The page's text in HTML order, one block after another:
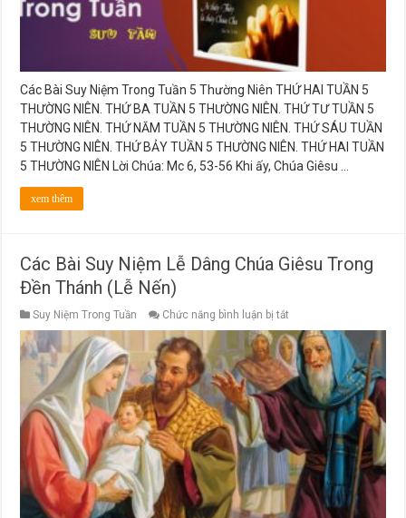
Các Bài Suy Niệm Trong Tuần 5 Thường Niên THỨ HAI TUẦN 5
THƯỜNG NIÊN. THỨ BA TUẦN 5 THƯỜNG NIÊN. THỨ TƯ TUẦN 5
THƯỜNG NIÊN. THỨ NĂM TUẦN 5 THƯỜNG NIÊN. THỨ SÁU TUẦN
5 THƯỜNG NIÊN. THỨ BẢY TUẦN 5 THƯỜNG NIÊN. THỨ HAI TUẦN
5 THƯỜNG NIÊN Lời Chúa: Mc 6, 53-56 Khi ấy, Chúa Giêsu …
xem thêm
Các Bài Suy Niệm Lễ Dâng Chúa Giêsu Trong
Đền Thánh (Lễ Nến)
Suy Niệm Trong Tuần Chức năng bình luận bị tắt
Bài
Suy
Niệm
Lễ
Dâng
Chúa
Giêsu
Trong
Đền
Thánh
(Lễ
Nến)